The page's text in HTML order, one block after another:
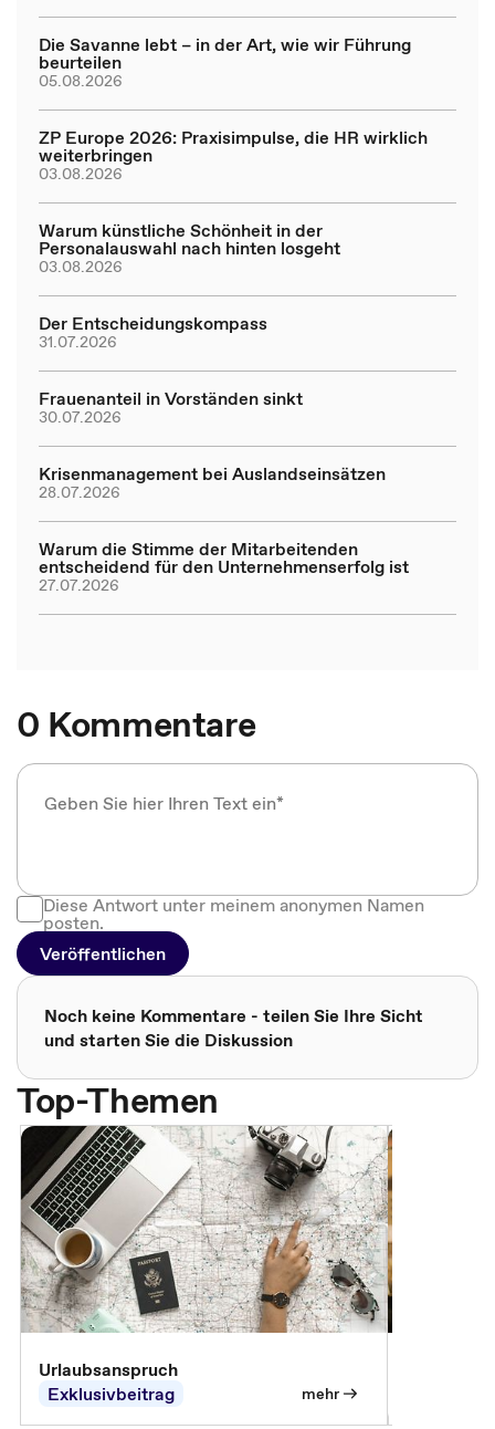
Die Savanne lebt – in der Art, wie wir Führung
beurteilen
05.08.2026
ZP Europe 2026: Praxisimpulse, die HR wirklich
weiterbringen
03.08.2026
Warum künstliche Schönheit in der
Personalauswahl nach hinten losgeht
03.08.2026
Der Entscheidungskompass
31.07.2026
Frauenanteil in Vorständen sinkt
30.07.2026
Krisenmanagement bei Auslandseinsätzen
28.07.2026
Warum die Stimme der Mitarbeitenden
entscheidend für den Unternehmenserfolg ist
27.07.2026
0 Kommentare
Diese Antwort unter meinem anonymen Namen
posten.
Veröffentlichen
Noch keine Kommentare - teilen Sie Ihre Sicht
und starten Sie die Diskussion
Top-Themen
Urlaubsanspruch
Exklusivbeitrag
mehr